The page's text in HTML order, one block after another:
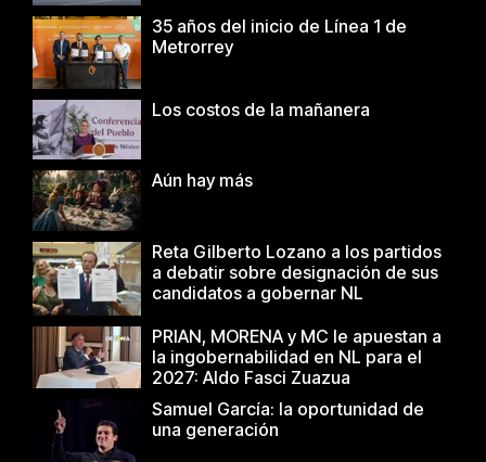
35 años del inicio de Línea 1 de
Metrorrey
Los costos de la mañanera
Aún hay más
Reta Gilberto Lozano a los partidos
a debatir sobre designación de sus
candidatos a gobernar NL
PRIAN, MORENA y MC le apuestan a
la ingobernabilidad en NL para el
2027: Aldo Fasci Zuazua
Samuel García: la oportunidad de
una generación